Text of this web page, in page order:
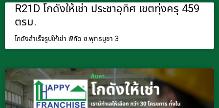
R21D โกดังให้เช่า ประชาอุทิศ เขตทุ่งครุ 459
ตรม.
โกดังสำเร็จรูปให้เช่า พิกัด ซ.พุทธบูชา 3